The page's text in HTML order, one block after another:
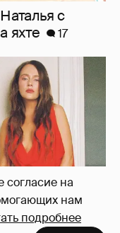
согласие на
нам
подробнее
в мини-
43